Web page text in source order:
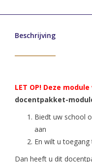
Beschrijving
LET OP! Deze
docentpakket-
Biedt uw school
aan
En wilt u
Dan heeft u dit